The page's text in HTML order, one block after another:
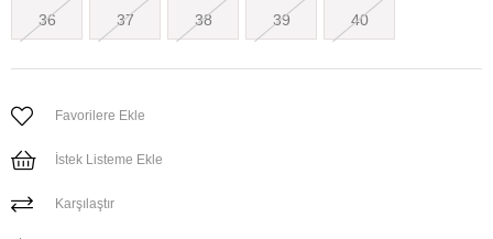
36 37 38 39 40
Favorilere Ekle
İstek Listeme Ekle
Karşılaştır